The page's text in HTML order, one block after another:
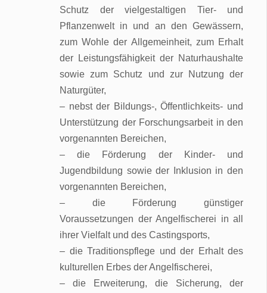
Schutz der vielgestaltigen Tier- und
Pflanzenwelt in und an den Gewässern,
zum Wohle der Allgemeinheit, zum Erhalt
der Leistungsfähigkeit der Naturhaushalte
sowie zum Schutz und zur Nutzung der
Naturgüter,
– nebst der Bildungs-, Öffentlichkeits- und
Unterstützung der Forschungsarbeit in den
vorgenannten Bereichen,
– die Förderung der Kinder- und
Jugendbildung sowie der Inklusion in den
vorgenannten Bereichen,
– die Förderung günstiger
Voraussetzungen der Angelfischerei in all
ihrer Vielfalt und des Castingsports,
– die Traditionspflege und der Erhalt des
kulturellen Erbes der Angelfischerei,
– die Erweiterung, die Sicherung, der